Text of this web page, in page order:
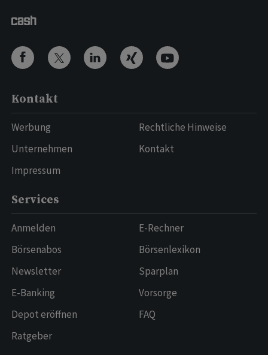
Kontakt
Werbung
Unternehmen
Impressum
Rechtliche Hinweise
Kontakt
Services
Anmelden
Börsenabos
Newsletter
E-Banking
Depot eröffnen
Ratgeber
E-Rechner
Börsenlexikon
Sparplan
Vorsorge
FAQ